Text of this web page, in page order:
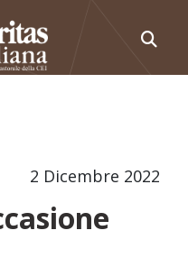
2 Dicembre 2022